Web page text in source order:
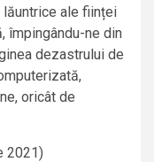
lăuntrice ale ființei
împingându-ne din
dezastrului de
oricât de
2021)